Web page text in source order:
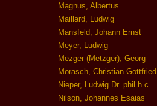
Magnus, Albertus
Maillard, Ludwig
Mansfeld, Johann Ernst
Meyer, Ludwig
Mezger (Metzger), Georg
Morasch, Christian Gottfried
Nieper, Ludwig Dr. phil.h.c.
Nilson, Johannes Esaias